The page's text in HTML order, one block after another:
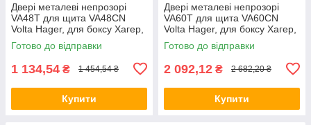
Двері металеві непрозорі
VA48T для щита VA48CN
Volta Hager, для боксу Хагер,
щит розподільний
Готово до відправки
1 134,54 ₴ 1 454,54 ₴
Купити
Двері металеві непрозорі
VA60T для щита VA60CN
Volta Hager, для боксу Хагер,
щит
Готово до відправки
2 092,12 ₴ 2 682,20 ₴
Купити